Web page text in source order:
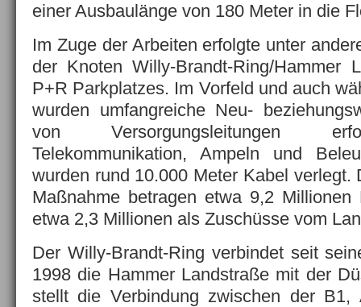
einer Ausbaulänge von 180 Meter in die
Im Zuge der Arbeiten erfolgte unter
der Knoten Willy-Brandt-Ring/Hammer
P+R Parkplatzes. Im Vorfeld und auch
wurden umfangreiche Neu-
von Versorgungsleitungen
Telekommunikation, Ampeln und
wurden rund 10.000 Meter Kabel verlegt.
Maßnahme betragen etwa 9,2 Millionen
etwa 2,3 Millionen als Zuschüsse vom
Der Willy-Brandt-Ring verbindet seit
1998 die Hammer Landstraße mit der
stellt die Verbindung zwischen der B1,